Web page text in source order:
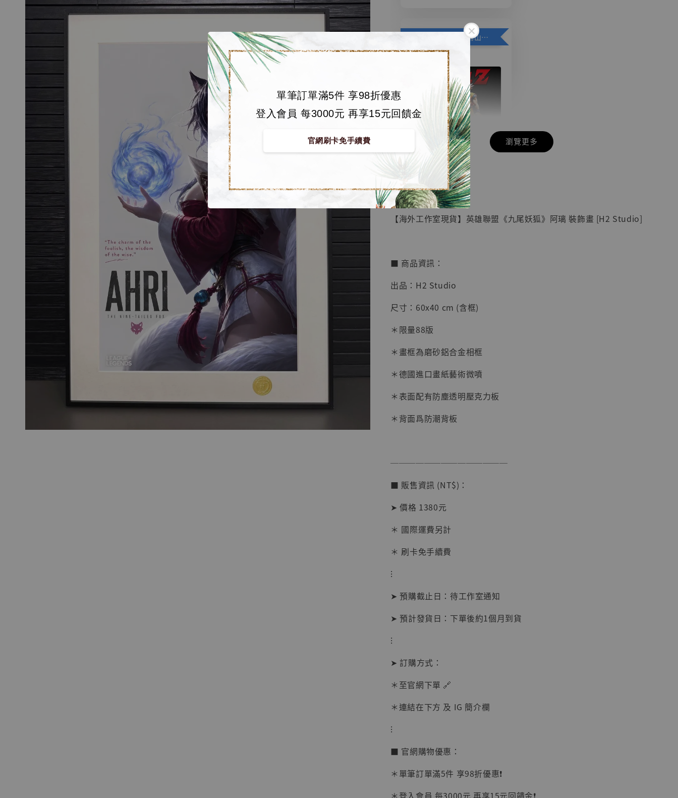
單筆訂單滿5件 享98折優惠
登入會員 每3000元 再享15元回饋金
官網刷卡免手續費
加購優惠【悟空 鳥山明紀念款 [奇蹟工作室]】
【店內現貨】七龍珠
系列蒐藏雕像 悟空
鳥山明紀念款 [奇蹟
工作室]
NT$ 4,280
- +
加入購物車
Studio]
NT$ 1,870
加購優惠【讓子彈飛 鵝城縣長 張麻子 [BK01]】
可動蒐藏人偶 讓子
彈飛 鵝城縣長 張麻
子 [BK01]
-
瀏覽更多
🏝【無人島玩具】
【海外工作室現貨】英雄聯盟《九尾妖狐》阿璃 裝飾畫 [H2 Studio]
■ 商品資訊：
出品：H2 Studio
尺寸：60x40 cm (含框)
＊限量88版
＊畫框為磨砂鋁合金相框
＊德國進口畫紙藝術微噴
＊表面配有防塵透明壓克力板
＊背面爲防潮背板
──────────────
■ 販售資訊 (NT$)：
➤ 價格 1380元
＊ 國際運費另計
＊ 刷卡免手續費
⁝
➤ 預購截止日：待工作室通知
➤ 預計發貨日：下單後約1個月到貨
⁝
➤ 訂購方式：
＊至官網下單 🔗
＊連結在下方 及 IG 簡介欄
⁝
■ 官網購物優惠：
＊單筆訂單滿5件 享98折優惠❗️
＊登入會員 每3000元 再享15元回饋金❗️